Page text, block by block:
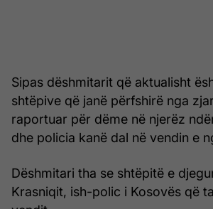
Sipas dëshmitarit që aktualisht
shtëpive që janë përfshirë nga
raportuar për dëme në njerëz
dhe policia kanë dal në vendin e
Dëshmitari tha se shtëpitë e
Krasniqit, ish-polic i Kosovës që